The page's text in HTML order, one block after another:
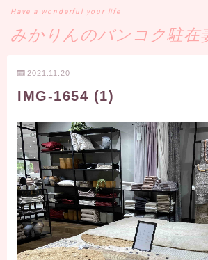
みかりんのバンコク駐在
Have a wonderful your life
2021.11.20
IMG-1654 (1)